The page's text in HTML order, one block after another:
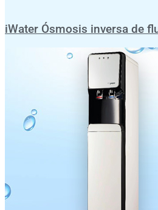
iWater Ósmosis inversa de